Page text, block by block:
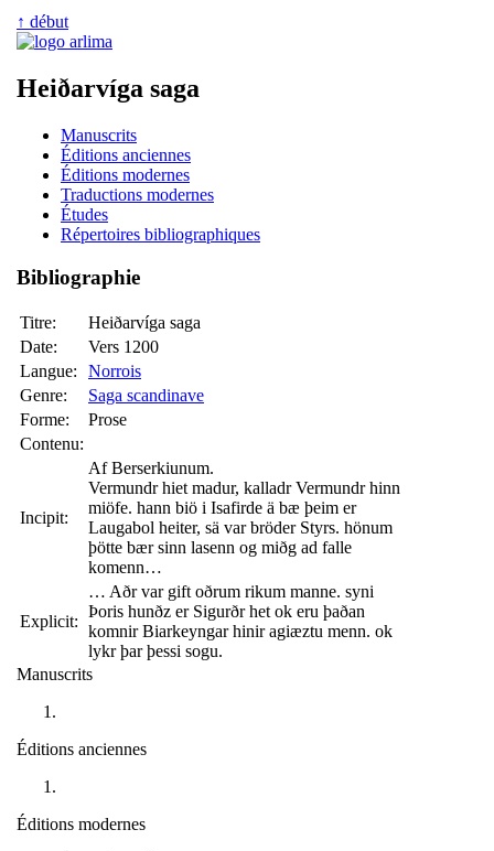
↑ début
Heiðarvíga saga
Manuscrits
Éditions anciennes
Éditions modernes
Traductions modernes
Études
Répertoires bibliographiques
Bibliographie
Titre:
Heiðarvíga saga
Date:
Vers 1200
Langue:
Norrois
Genre:
Saga scandinave
Forme:
Prose
Contenu:
Incipit:
Af Berserkiunum.
Vermundr hiet madur, kalladr Vermundr hinn
miöfe. hann biö i Isafirde ä bæ þeim er
Laugabol heiter, sä var bröder Styrs. hönum
þötte bær sinn lasenn og miðg ad falle
komenn…
Explicit:
… Aðr var gift oðrum rikum manne. syni
Þoris hunðz er Sigurðr het ok eru þaðan
komnir Biarkeyngar hinir agiæztu menn. ok
lykr þar þessi sogu.
Manuscrits
Éditions anciennes
Éditions modernes